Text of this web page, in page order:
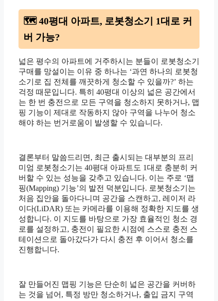
🗺️ 40평대 아파트, 로봇청소기 1대로 커
버 가능?
넓은 평수의 아파트에 거주하시는 분들이 로봇청소기
구매를 망설이는 이유 중 하나는 ‘과연 하나의 로봇청
소기로 집 전체를 깨끗하게 청소할 수 있을까?’ 하는
걱정 때문입니다. 특히 40평대 이상의 넓은 공간에서
는 한 번 충전으로 모든 구역을 청소하지 못하거나, 맵
핑 기능이 제대로 작동하지 않아 구역을 나누어 청소
해야 하는 번거로움이 발생할 수 있습니다.
결론부터 말씀드리면, 최근 출시되는 대부분의 프리
미엄 로봇청소기는 40평대 아파트도 1대로 충분히 커
버할 수 있는 성능을 갖추고 있습니다. 이는 주로 ‘맵
핑(Mapping) 기능’의 발전 덕분입니다. 로봇청소기는
처음 집안을 돌아다니며 공간을 스캔하고, 레이저 라
이다(LiDAR) 또는 카메라를 이용해 정확한 지도를 생
성합니다. 이 지도를 바탕으로 가장 효율적인 청소 경
로를 설정하고, 충전이 필요한 시점에 스스로 충전 스
테이션으로 돌아갔다가 다시 충전 후 이어서 청소를
진행합니다.
잘 만들어진 맵핑 기능은 단순히 넓은 공간을 커버하
는 것을 넘어, 특정 방만 청소하거나, 출입 금지 구역